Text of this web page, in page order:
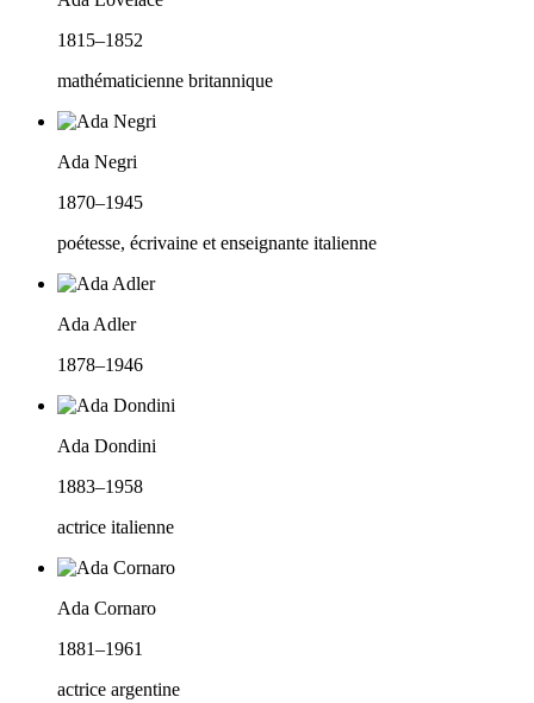
1815–1852
mathématicienne britannique
Ada Negri
1870–1945
poétesse, écrivaine et enseignante italienne
Ada Adler
1878–1946
Ada Dondini
1883–1958
actrice italienne
Ada Cornaro
1881–1961
actrice argentine